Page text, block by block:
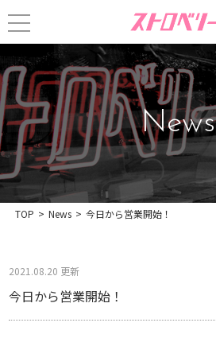
News
TOP > News > 今日から営業開始！
2021.08.20 更新
今日から営業開始！